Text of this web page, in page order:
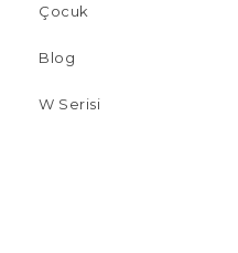
Çocuk
Blog
W Serisi